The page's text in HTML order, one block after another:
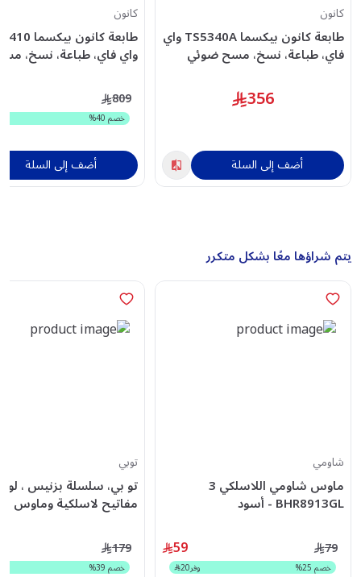
كانون
طابعة كانون بيكسما TS5340A واي
فاي، طباعة، نسخ، مسح ضوئي
356
أضف إلى السلة
كانون
واي فاي، طباعة، نسخ،
809
خصم 40
%
أضف إلى السلة
يتم شراؤها معًا بشكل متكرر
شاومي
ماوس شاومي اللاسلكي 3
BHR8913GL - أسود
59 79
خصم25
% وفر20
توبي
تو بي، سلسلة بزنيس ،
مفاتيح لاسلكية وماوس
غامق/ أسود
179
خصم 39
%